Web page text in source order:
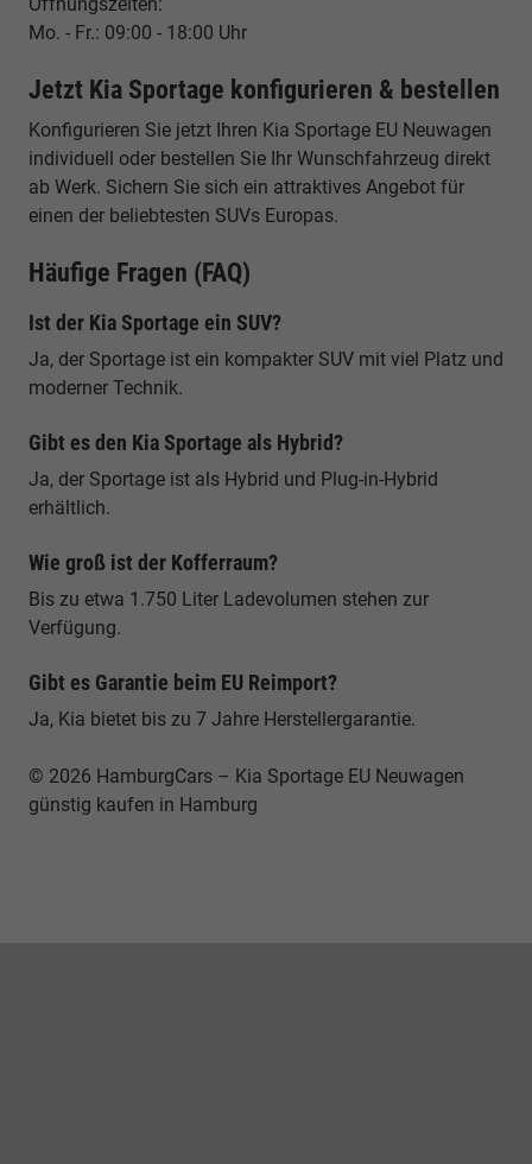
Mo. - Fr.: 09:00 - 18:00 Uhr
Jetzt Kia Sportage konfigurieren & bestellen
Konfigurieren Sie jetzt Ihren Kia Sportage EU Neuwagen
individuell oder bestellen Sie Ihr Wunschfahrzeug direkt
ab Werk. Sichern Sie sich ein attraktives Angebot für
einen der beliebtesten SUVs Europas.
Häufige Fragen (FAQ)
Ist der Kia Sportage ein SUV?
Ja, der Sportage ist ein kompakter SUV mit viel Platz und
moderner Technik.
Gibt es den Kia Sportage als Hybrid?
Ja, der Sportage ist als Hybrid und Plug-in-Hybrid
erhältlich.
Wie groß ist der Kofferraum?
Bis zu etwa 1.750 Liter Ladevolumen stehen zur
Verfügung.
Gibt es Garantie beim EU Reimport?
Ja, Kia bietet bis zu 7 Jahre Herstellergarantie.
© 2026 HamburgCars – Kia Sportage EU Neuwagen
günstig kaufen in Hamburg